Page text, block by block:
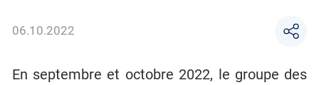
06.10.2022
En septembre et octobre 2022, le groupe des